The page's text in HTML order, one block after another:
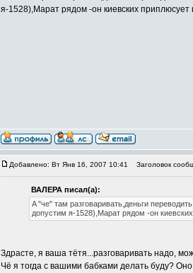
я-1528),Марат рядом -он киевских приплюсует
Добавлено: Вт Янв 16, 2007 10:41 Заголовок
ВАЛЕРА писал(а):
A "че" там разговаривать,деньги
допустим я-1528),Марат рядом -он
Здрасте, я ваша тётя...разговаривать надо,
Чё я тогда с вашими бабками делать буду?